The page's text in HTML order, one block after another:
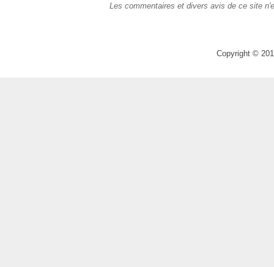
Les commentaires et divers avis de ce site
Copyright ©